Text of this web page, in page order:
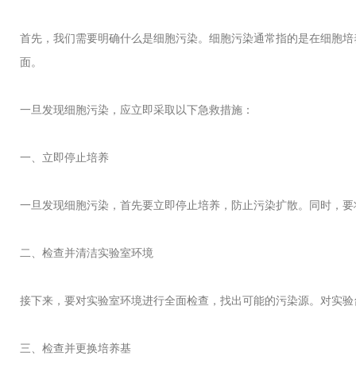
首先，我们需要明确什么是细胞污染。细胞污染通常指的是在细胞
面。
一旦发现细胞污染，应立即采取以下急救措施：
一、立即停止培养
一旦发现细胞污染，首先要立即停止培养，防止污染扩散。同时，
二、检查并清洁实验室环境
接下来，要对实验室环境进行全面检查，找出可能的污染源。对实
三、检查并更换培养基